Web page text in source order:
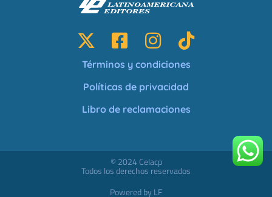
Términos y condiciones
Políticas de privacidad
Libro de reclamaciones
© 2024 Celacp
Todos los derechos reservados
Powered by LF